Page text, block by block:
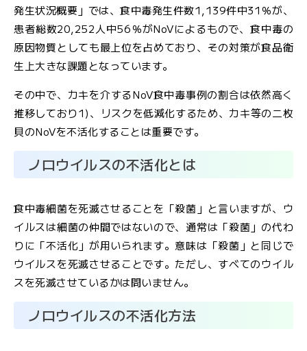
各検査のご依頼用紙
検
査
窓
口
の
ご
案
内
依
頼
書
文
字
ズ
発生状況概要」では、食中毒発生件数1,139件中31％が、
患者総数20,252人中56％がNoVによるもので、食中毒の
原因物質としても最上位を占めており、その対策が食品衛
生上大きな課題となっています。
その中で、カキを介するNoV食中毒事例の割合は依然高く
推移しており1)、リスクを低減化するため、カキ等の二枚
貝のNoVを不活化することは重要です。
ノロウイルスの不活化とは
食中毒細菌を死滅させることを「殺菌」と言いますが、ウ
イルスは細菌の仲間ではないので、通常は「殺菌」の代わ
りに「不活化」が用いられます。意味は「殺菌」と同じで
ウイルスを死滅させることです。ただし、すべてのウイル
スを死滅させているかは問いません。
ノロウイルスの不活化方法